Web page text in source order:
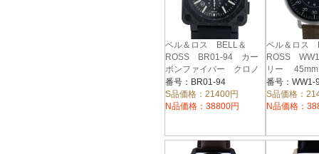
ベル＆ロス BELL＆
ROSS BR01-94 カー
ボンファイバー クロノ
グラフ 46mm
番号：BR01-94
S品価格：21400円
N品価格：38800円
ベル＆ロス
ROSS
リー 45mm
番号：WW1-
S品価格：
N品価格：